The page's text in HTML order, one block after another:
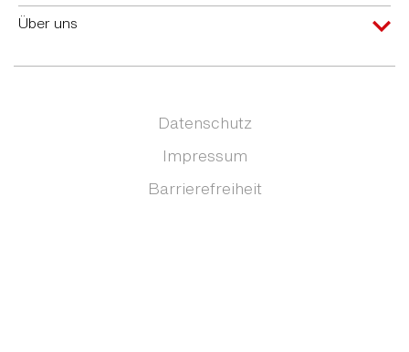
Über uns
Datenschutz
Impressum
Barrierefreiheit